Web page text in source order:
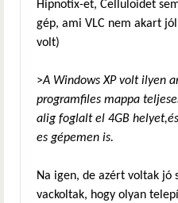
Hipnotix-et, Celluloidet
gép, ami VLC nem akart
volt)
>A Windows XP volt ilyen
programfiles mappa
alig foglalt el 4GB
es gépemen is.
Na igen, de azért voltak jó
vackoltak, hogy olyan